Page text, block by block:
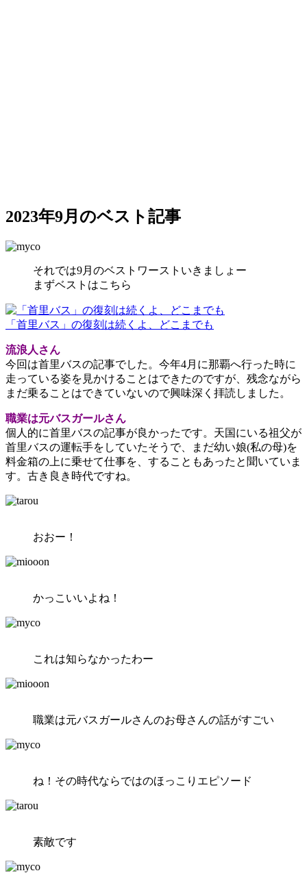
2023年9月のベスト記事
それでは9月のベストワーストいきましょー
まずベストはこちら
「首里バス」の復刻は続くよ、どこまでも
流浪人さん
今回は首里バスの記事でした。今年4月に那覇へ行った時に
走っている姿を見かけることはできたのですが、残念ながら
まだ乗ることはできていないので興味深く拝読しました。
職業は元バスガールさん
個人的に首里バスの記事が良かったです。天国にいる祖父が
首里バスの運転手をしていたそうで、まだ幼い娘(私の母)を
料金箱の上に乗せて仕事を、することもあったと聞いていま
す。古き良き時代ですね。
おおー！
かっこいいよね！
これは知らなかったわー
職業は元バスガールさんのお母さんの話がすごい
ね！その時代ならではのほっこりエピソード
素敵です